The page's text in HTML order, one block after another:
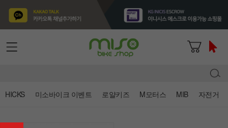
HICKS 미소바이크 이벤트 로얄키즈 M모터스 MIB 자전거